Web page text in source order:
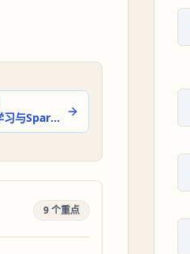
机器学习与Spark MLlib之评估和调优模型
9 个重点